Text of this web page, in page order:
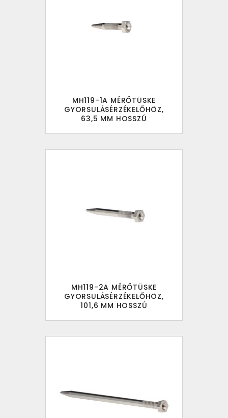
MH119-1A MÉRŐTÜSKE
GYORSULÁSÉRZÉKELŐHÖZ,
63,5 MM HOSSZÚ
MH119-2A MÉRŐTÜSKE
GYORSULÁSÉRZÉKELŐHÖZ,
101,6 MM HOSSZÚ